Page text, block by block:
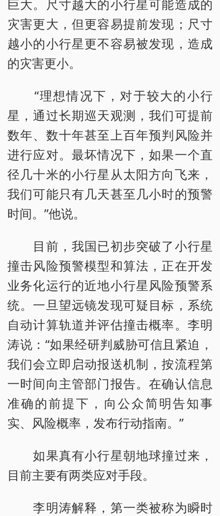
巨大。尺寸越大的小行星可能造成的
灾害更大，但更容易提前发现；尺寸
越小的小行星更不容易被发现，造成
的灾害更小。
“理想情况下，对于较大的小行
星，通过长期巡天观测，我们可提前
数年、数十年甚至上百年预判风险并
进行应对。最坏情况下，如果一个直
径几十米的小行星从太阳方向飞来，
我们可能只有几天甚至几小时的预警
时间。”他说。
目前，我国已初步突破了小行星
撞击风险预警模型和算法，正在开发
业务化运行的近地小行星风险预警系
统。一旦望远镜发现可疑目标，系统
自动计算轨道并评估撞击概率。李明
涛说：“如果经研判威胁可信且紧迫，
我们会立即启动报送机制，按流程第
一时间向主管部门报告。在确认信息
准确的前提下，向公众简明告知事
实、风险概率，发布行动指南。”
如果真有小行星朝地球撞过来，
目前主要有两类应对手段。
李明涛解释，第一类被称为瞬时